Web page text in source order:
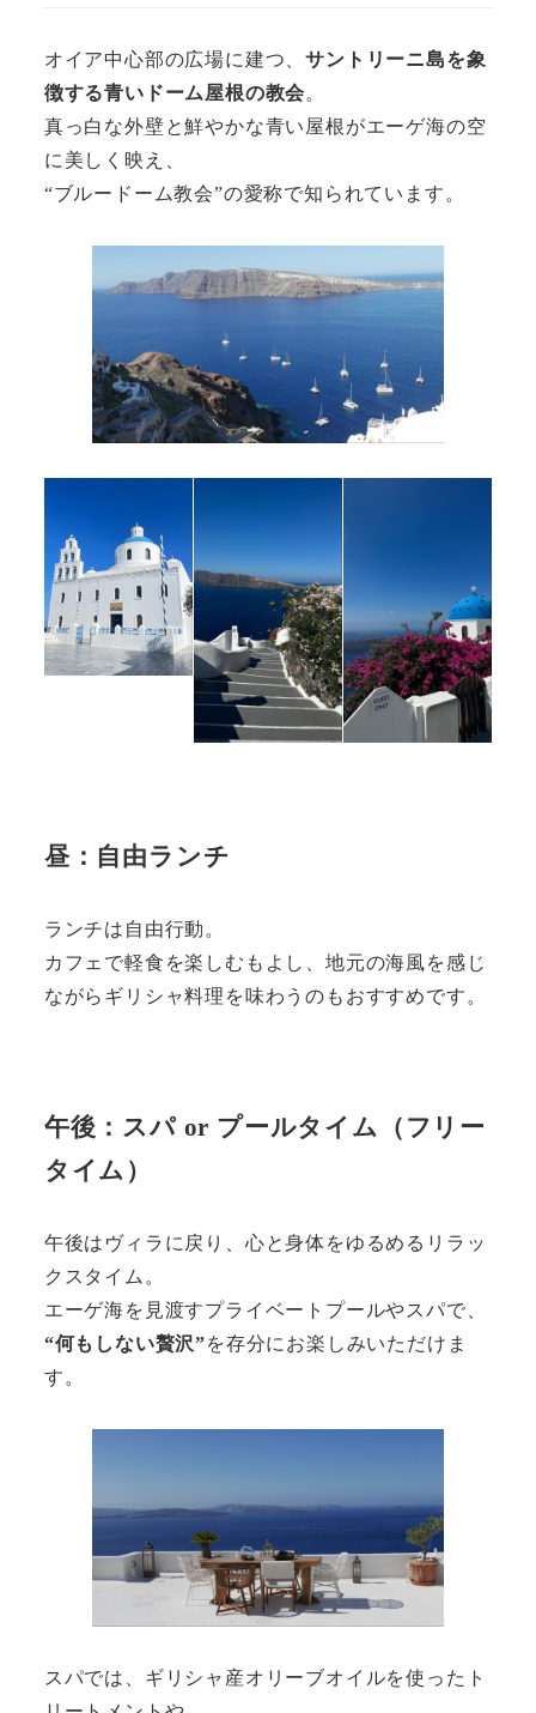
オイア中心部の広場に建つ、サントリーニ島を象
徴する青いドーム屋根の教会。
真っ白な外壁と鮮やかな青い屋根がエーゲ海の空
に美しく映え、
“ブルードーム教会”の愛称で知られています。
昼：自由ランチ
ランチは自由行動。
カフェで軽食を楽しむもよし、地元の海風を感じ
ながらギリシャ料理を味わうのもおすすめです。
午後：スパ or プールタイム（フリー
タイム）
午後はヴィラに戻り、心と身体をゆるめるリラッ
クスタイム。
エーゲ海を見渡すプライベートプールやスパで、
“何もしない贅沢”を存分にお楽しみいただけま
す。
スパでは、ギリシャ産オリーブオイルを使ったト